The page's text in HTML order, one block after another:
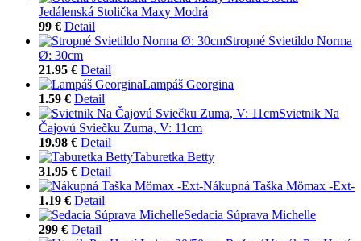
Jedálenská Stolička Maxy Modrá
99 € Detail
Stropné Svietildo Norma
Ø: 30cm
21.95 € Detail
Lampáš Georgina
1.59 € Detail
Svietnik Na
Čajovú Sviečku Zuma, V: 11cm
19.98 € Detail
Taburetka Betty
31.95 € Detail
Nákupná Taška Mömax -Ext-
1.19 € Detail
Sedacia Súprava Michelle
299 € Detail